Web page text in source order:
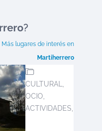
?
Más lugares de interés en
Martiherrero
CULTURAL,
OCIO,
ACTIVIDADES,